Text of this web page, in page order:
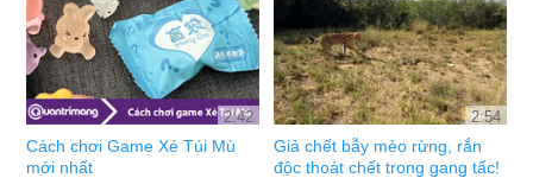
2:42
Cách chơi Game Xé Túi Mù
mới nhất
2:54
Giả chết bẫy mèo rừng, rắn
độc thoát chết trong gang tấc!